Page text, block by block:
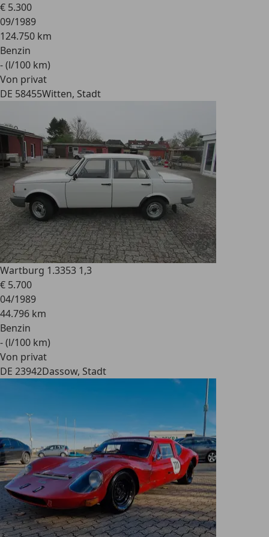
€ 5.300
09/1989
124.750 km
Benzin
- (l/100 km)
Von privat
DE 58455Witten, Stadt
Wartburg 1.3353 1,3
€ 5.700
04/1989
44.796 km
Benzin
- (l/100 km)
Von privat
DE 23942Dassow, Stadt